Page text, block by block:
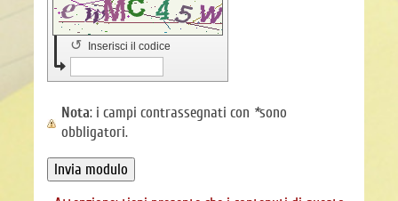
Inserisci il codice
↺
Nota : i campi contrassegnati con *sono
obbligatori.